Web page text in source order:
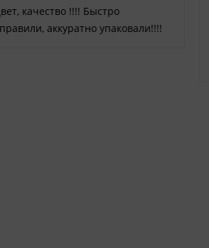
качество !!!! Быстро
аккуратно упаковали!!!!